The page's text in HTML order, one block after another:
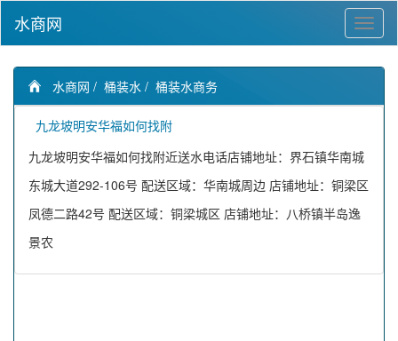
水商网
水商网 / 桶装水 / 桶装水商务
九龙坡明安华福如何找附
九龙坡明安华福如何找附近送水电话店铺地址：界石镇华南城
东城大道292-106号 配送区域：华南城周边 店铺地址：铜梁区
凤德二路42号 配送区域：铜梁城区 店铺地址：八桥镇半岛逸
景农